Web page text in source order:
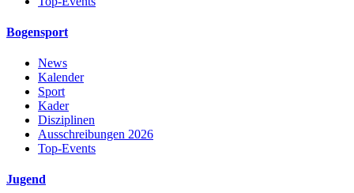
Bogensport
News
Kalender
Sport
Kader
Disziplinen
Ausschreibungen 2026
Top-Events
Jugend